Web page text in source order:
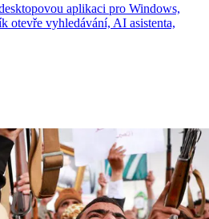
aplikaci pro Windows,
otevře vyhledávání, AI asistenta,